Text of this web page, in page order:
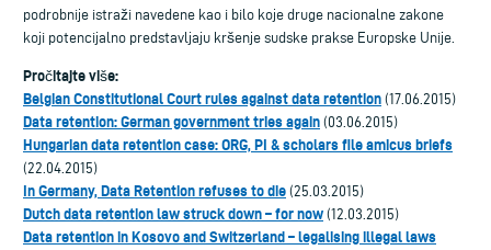
podrobnije istraži navedene kao i bilo koje druge nacionalne zakone
koji potencijalno predstavljaju kršenje sudske prakse Europske Unije.
Pročitajte više:
Belgian Constitutional Court rules against data retention (17.06.2015)
Data retention: German government tries again (03.06.2015)
Hungarian data retention case: ORG, PI & scholars file amicus briefs
(22.04.2015)
In Germany, Data Retention refuses to die (25.03.2015)
Dutch data retention law struck down – for now (12.03.2015)
Data retention in Kosovo and Switzerland – legalising illegal laws